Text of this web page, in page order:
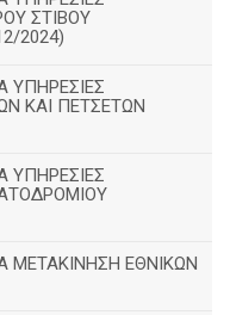
ΣΤΙΒΟΥ
2024)
ΥΠΗΡΕΣΙΕΣ
ΚΑΙ ΠΕΤΣΕΤΩΝ
ΥΠΗΡΕΣΙΕΣ
ΜΕΤΑΚΙΝΗΣΗ ΕΘΝΙΚΩΝ